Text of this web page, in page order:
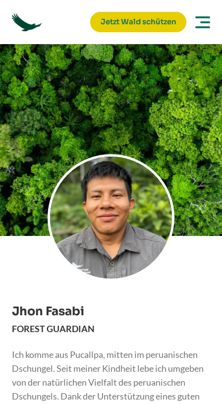
Jetzt Wald schützen
Jhon Fasabi
FOREST GUARDIAN
Ich komme aus Pucallpa, mitten im peruanischen
Dschungel. Seit meiner Kindheit lebe ich umgeben
von der natürlichen Vielfalt des peruanischen
Dschungels. Dank der Unterstützung eines guten